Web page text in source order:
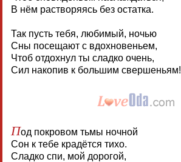
В нём растворяясь без остатка.
Так пусть тебя, любимый, ночью
Сны посещают с вдохновеньем,
Чтоб отдохнул ты сладко очень,
Сил накопив к большим свершеньям!
Под покровом тьмы ночной
Сон к тебе крадётся тихо.
Сладко спи, мой дорогой,